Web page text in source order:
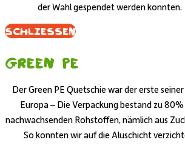
der Wahl gespendet werden konnten.
Schliessen
Green PE
Der Green PE Quetschie war der erste
Europa – Die Verpackung bestand zu 80%
nachwachsenden Rohstoffen, nämlich aus
So konnten wir auf die Aluschicht